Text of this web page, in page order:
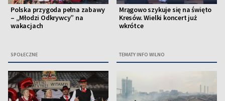
Polska przygoda pełna zabawy
– „Młodzi Odkrywcy” na
wakacjach
SPOŁECZNE
Mrągowo szykuje się na święto
Kresów. Wielki koncert już
wkrótce
TEMATY INFO WILNO